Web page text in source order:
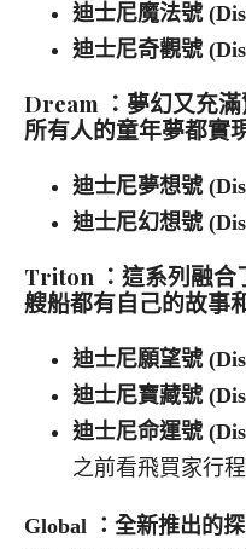
迪士尼魔法號
迪士尼奇觀號
Dream ：夢幻又充
所有人的童年夢都實
迪士尼夢想號
迪士尼幻想號
Triton ：這系列融合
艘船都有自己的故事
迪士尼願望號
迪士尼寶藏號
迪士尼命運號
之前看飛買家行
Global ：全新推出的